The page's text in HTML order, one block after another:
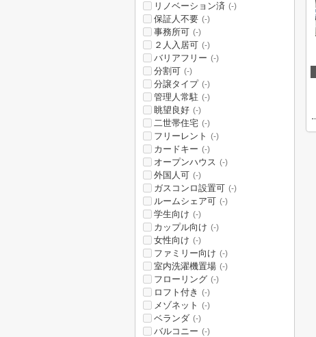
リノベーション済 (-)
保証人不要 (-)
事務所可 (-)
２人入居可 (-)
バリアフリー (-)
分割可 (-)
分譲タイプ (-)
管理人常駐 (-)
眺望良好 (-)
二世帯住宅 (-)
フリーレント (-)
カードキー (-)
オープンハウス (-)
外国人可 (-)
ガスコンロ設置可 (-)
ルームシェア可 (-)
学生向け (-)
カップル向け (-)
女性向け (-)
ファミリー向け (-)
室内洗濯機置場 (-)
フローリング (-)
ロフト付き (-)
メゾネット (-)
ベランダ (-)
バルコニー (-)